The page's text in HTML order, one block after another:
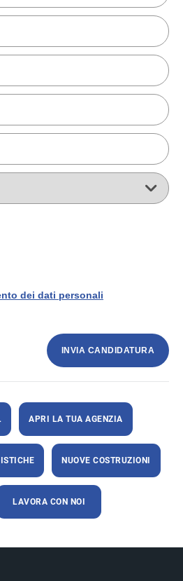
dei dati personali
INVIA CANDIDATURA
APRI LA TUA AGENZIA
NUOVE COSTRUZIONI
LAVORA CON NOI